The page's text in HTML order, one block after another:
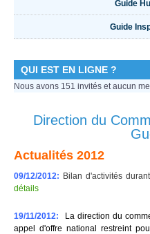
Guide
Guide
QUI EST EN LIGNE ?
Nous avons 151 invités et aucun
Direction du
Actualités 2012
09/12/2012: Bilan d'activités
détails
19/11/2012:
La direction du
appel d'offre national restreint